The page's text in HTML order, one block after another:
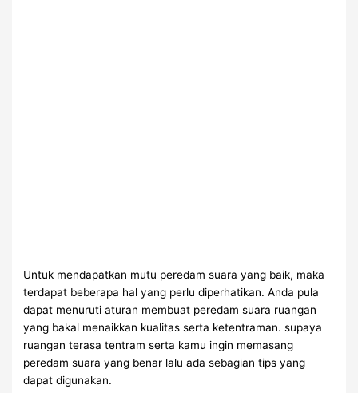
Untuk mendapatkan mutu peredam suara yang baik, maka
terdapat beberapa hal yang perlu diperhatikan. Anda pula
dapat menuruti aturan membuat peredam suara ruangan
yang bakal menaikkan kualitas serta ketentraman. supaya
ruangan terasa tentram serta kamu ingin memasang
peredam suara yang benar lalu ada sebagian tips yang
dapat digunakan.